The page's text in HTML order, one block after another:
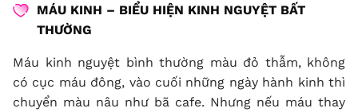
MÁU KINH – BIỂU HIỆN KINH NGUYỆT BẤT
THƯỜNG
Máu kinh nguyệt bình thường màu đỏ thẫm, không
có cục máu đông, vào cuối những ngày hành kinh thì
chuyển màu nâu như bã cafe. Nhưng nếu máu thay